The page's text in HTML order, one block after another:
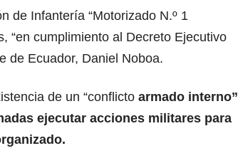
de Infantería “Motorizado N.º 1
“en cumplimiento al Decreto Ejecutivo
de Ecuador, Daniel Noboa.
de un “conflicto armado interno”
ejecutar acciones militares para